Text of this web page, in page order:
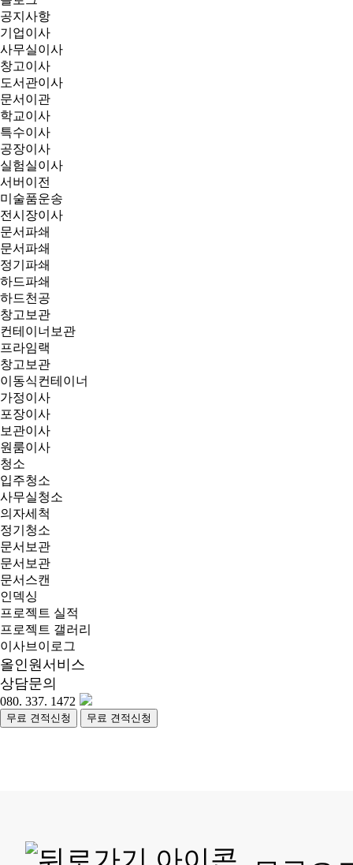
공지사항
기업이사
사무실이사
창고이사
도서관이사
문서이관
학교이사
특수이사
공장이사
실험실이사
서버이전
미술품운송
전시장이사
문서파쇄
문서파쇄
정기파쇄
하드파쇄
하드천공
창고보관
컨테이너보관
프라임랙
창고보관
이동식컨테이너
가정이사
포장이사
보관이사
원룸이사
청소
입주청소
사무실청소
의자세척
정기청소
문서보관
문서보관
문서스캔
인덱싱
프로젝트 실적
프로젝트 갤러리
이사브이로그
올인원서비스
상담문의
080. 337. 1472
무료 견적신청 무료 견적신청